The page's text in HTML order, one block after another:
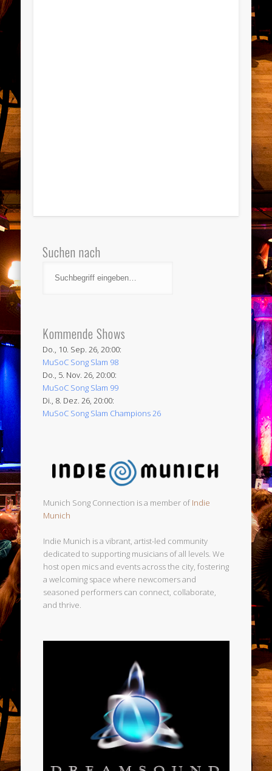
Suchen nach
Kommende Shows
Do., 10. Sep. 26, 20:00:
MuSoC Song Slam 98
Do., 5. Nov. 26, 20:00:
MuSoC Song Slam 99
Di., 8. Dez. 26, 20:00:
MuSoC Song Slam Champions 26
Munich Song Connection is a member ofIndie
Munich
Indie Munich is a vibrant, artist-led community
dedicated to supporting musicians of all levels. We
host open mics and events across the city, fostering
a welcoming space where newcomers and
seasoned performers can connect, collaborate,
and thrive.